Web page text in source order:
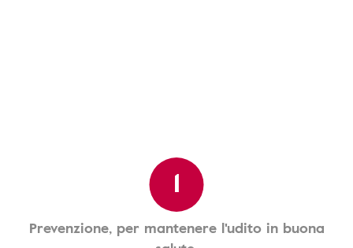
1
Prevenzione, per mantenere l'udito in buona